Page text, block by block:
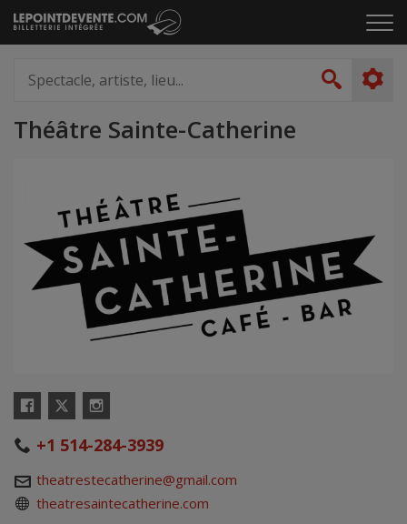
Passer
au
le
artiste,
lieu...
Théâtre Sainte-Catherine
Facebook
X
Instagram
+1 514-284-3939
theatrestecatherine@gmail.com
theatresaintecatherine.com